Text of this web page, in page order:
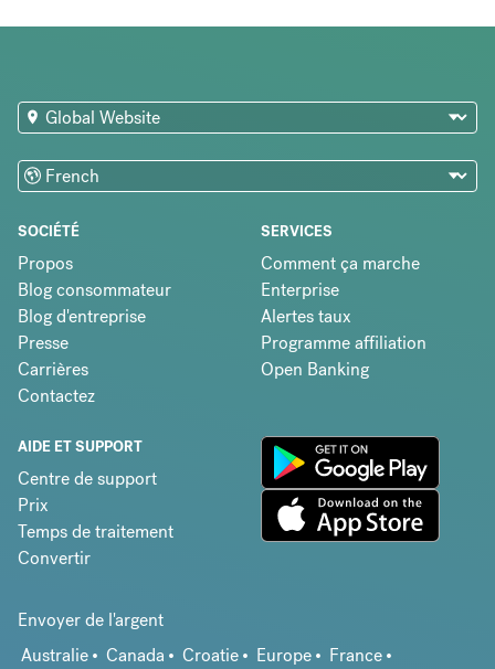
SOCIÉTÉ
Propos
Blog consommateur
Blog d'entreprise
Presse
Carrières
Contactez
SERVICES
Comment ça marche
Enterprise
Alertes taux
Programme affiliation
Open Banking
AIDE ET SUPPORT
Centre de support
Prix
Temps de traitement
Convertir
Envoyer de l'argent
Australie
Canada Croatie Europe
France